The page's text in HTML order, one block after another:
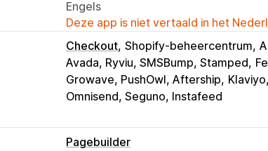
Engels
Deze app is niet vertaald in het
Checkout Shopify-beheercentrum
Avada, Ryviu, SMSBump, Stamped
Growave, PushOwl, Aftership
Omnisend, Seguno, Instafeed
Pagebuilder